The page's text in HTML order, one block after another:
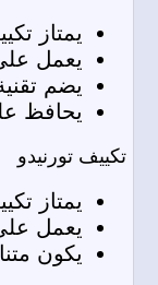
يمتاز
يعمل
يضم
يحافظ
تكييف تورنيدو
يمتاز
يعمل
يكون